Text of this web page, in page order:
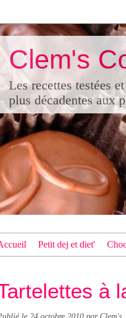
Clem's
Les recettes testées
plus décadentes aux
Petit dej et diet'
à